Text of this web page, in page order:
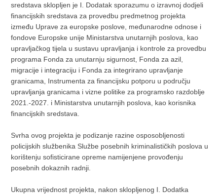
sredstava sklopljen je I. Dodatak sporazumu o izravnoj dodjeli
financijskih sredstava za provedbu predmetnog projekta
između Uprave za europske poslove, međunarodne odnose i
fondove Europske unije Ministarstva unutarnjih poslova, kao
upravljačkog tijela u sustavu upravljanja i kontrole za provedbu
programa Fonda za unutarnju sigurnost, Fonda za azil,
migracije i integraciju i Fonda za integrirano upravljanje
granicama, Instrumenta za financijsku potporu u području
upravljanja granicama i vizne politike za programsko razdoblje
2021.-2027. i Ministarstva unutarnjih poslova, kao korisnika
financijskih sredstava.
Svrha ovog projekta je podizanje razine osposobljenosti
policijskih službenika Službe posebnih kriminalističkih poslova u
korištenju sofisticirane opreme namijenjene provođenju
posebnih dokaznih radnji.
Ukupna vrijednost projekta, nakon sklopljenog I. Dodatka